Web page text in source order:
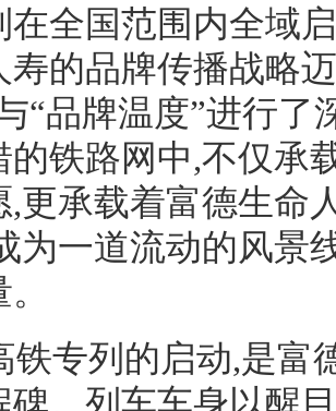
在全国范围内全域
寿的品牌传播战略
“品牌温度”进行
的铁路网中,不仅承
,更承载着富德生命
为一道流动的风景
铁专列的启动,是富